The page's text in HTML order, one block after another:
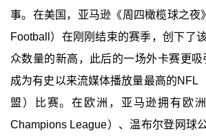
事。在美国，亚马逊《周四橄榄球之夜
Football）在刚刚结束的赛季，创下了
众数量的新高，此后的一场外卡赛更吸
成为有史以来流媒体播放量最高的NFL
盟）比赛。在欧洲，亚马逊拥有欧
Champions League）、温布尔登网球